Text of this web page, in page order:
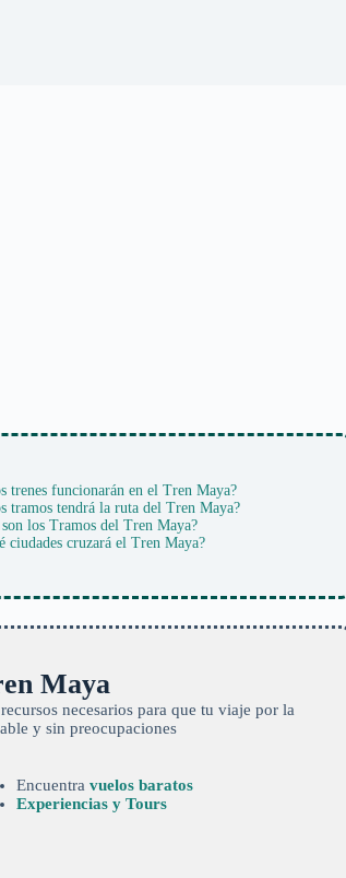
trenes funcionarán en el Tren Maya?
tramos tendrá la ruta del Tren Maya?
son los Tramos del Tren Maya?
ciudades cruzará el Tren Maya?
Maya
necesarios para que tu viaje por la
y sin preocupaciones
Encuentravuelos baratos
Experiencias y Tours